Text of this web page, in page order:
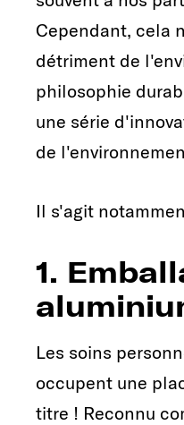
Cependant, cela
détriment de
philosophie
une série
de
Il s'agit
1.
Les soins
occupent une
titre ! Reconnu